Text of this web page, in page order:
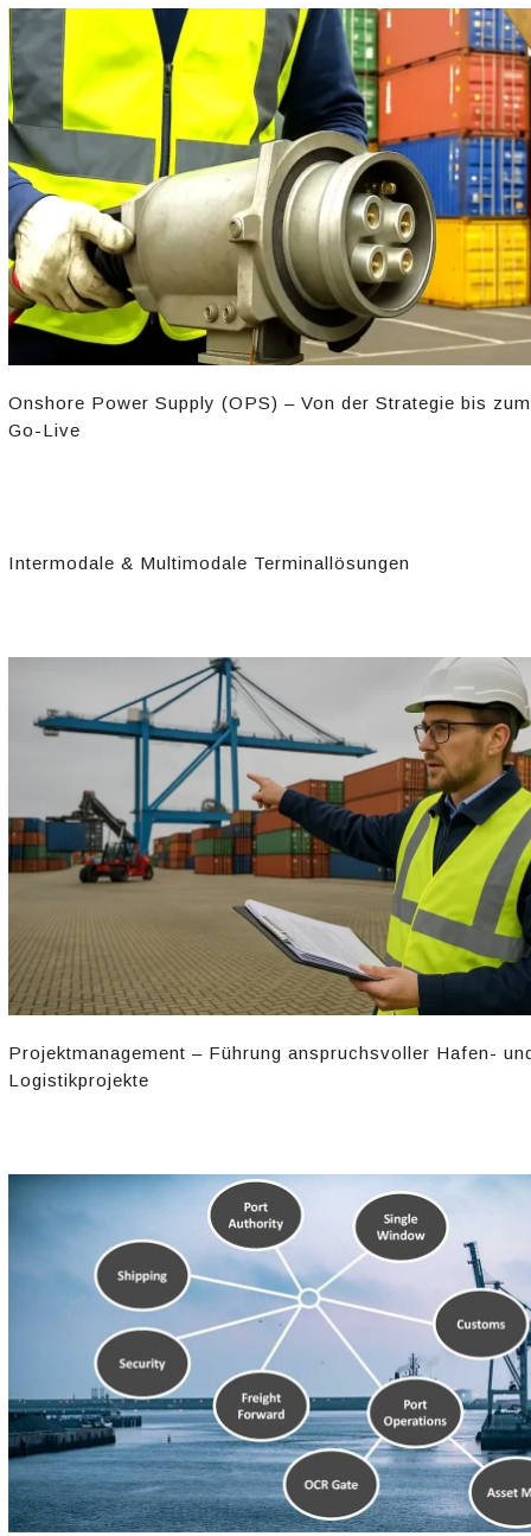
Onshore Power Supply (OPS) – Von der Strategie bis
Go-Live​
Intermodale & Multimodale Terminallösungen
Projektmanagement – Führung anspruchsvoller Hafen-
Logistikprojekte​